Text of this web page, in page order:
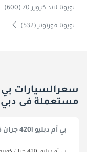
تويوتا لاند كروزر 70 (600)
تويوتا فورتونر (532)
مستعملة فى دبي
بي أم دبليو 420i جران كوبيه مستعملة